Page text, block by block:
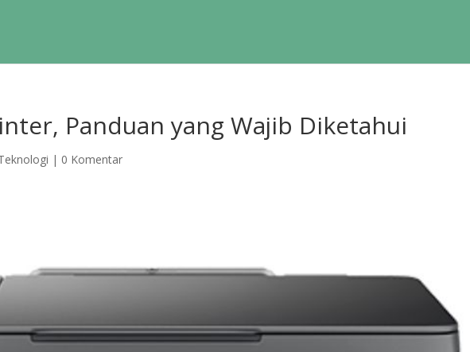
Panduan yang Wajib Diketahui
| 0 Komentar